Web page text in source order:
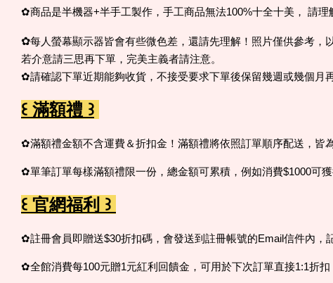
✿商品是半機器+半手工製作，手工商品無法100%十全十美， 請
✿每人螢幕顯示器皆會有些微色差，還請先理解！照片僅供參考，
若介意請三思再下單，完美主義者請注意。
✿請確認下單近期能夠收貨，不接受要求下單後保留幾週或幾個月
꒰ 滿額禮 ꒱
✿滿額禮金額不含運費＆折扣金！滿額禮將依照訂單順序配送，皆
✿單筆訂單每樣滿額禮限一份，總金額可累積，例如消費$1000可
꒰ 官網福利 ꒱
✿註冊會員即贈送$30折扣碼，會發送到註冊帳號的Email信件內，
✿全館消費每100元贈1元紅利回饋金，可用於下次訂單直接1:1折扣